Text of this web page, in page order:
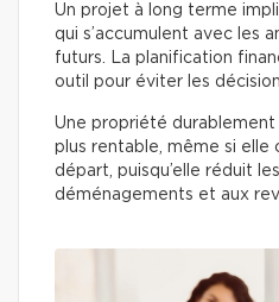
Un projet à long terme
qui s’accumulent avec les
futurs. La planification
outil pour éviter les
Une propriété
plus rentable, même si elle
départ, puisqu’elle réduit
déménagements et aux